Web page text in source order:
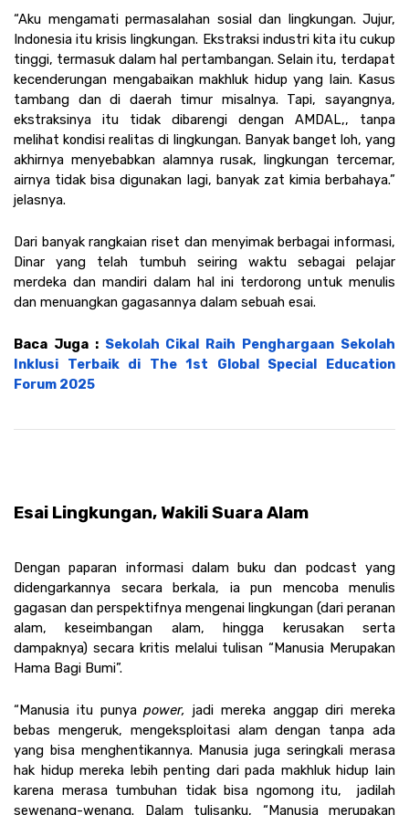
“Aku mengamati permasalahan sosial dan lingkungan. Jujur,
Indonesia itu krisis lingkungan. Ekstraksi industri kita itu cukup
tinggi, termasuk dalam hal pertambangan. Selain itu, terdapat
kecenderungan mengabaikan makhluk hidup yang lain. Kasus
tambang dan di daerah timur misalnya. Tapi, sayangnya,
ekstraksinya itu tidak dibarengi dengan AMDAL,, tanpa
melihat kondisi realitas di lingkungan. Banyak banget loh, yang
akhirnya menyebabkan alamnya rusak, lingkungan tercemar,
airnya tidak bisa digunakan lagi, banyak zat kimia berbahaya.”
jelasnya.
Dari banyak rangkaian riset dan menyimak berbagai informasi,
Dinar yang telah tumbuh seiring waktu sebagai pelajar
merdeka dan mandiri dalam hal ini terdorong untuk menulis
dan menuangkan gagasannya dalam sebuah esai.
Baca Juga : Sekolah Cikal Raih Penghargaan Sekolah
Inklusi Terbaik di The 1st Global Special Education
Forum 2025
Esai Lingkungan, Wakili Suara Alam
Dengan paparan informasi dalam buku dan podcast yang
didengarkannya secara berkala, ia pun mencoba menulis
gagasan dan perspektifnya mengenai lingkungan (dari peranan
alam, keseimbangan alam, hingga kerusakan serta
dampaknya) secara kritis melalui tulisan “Manusia Merupakan
Hama Bagi Bumi”.
“Manusia itu punya power, jadi mereka anggap diri mereka
bebas mengeruk, mengeksploitasi alam dengan tanpa ada
yang bisa menghentikannya. Manusia juga seringkali merasa
hak hidup mereka lebih penting dari pada makhluk hidup lain
karena merasa tumbuhan tidak bisa ngomong itu,  jadilah
sewenang-wenang. Dalam tulisanku, “Manusia merupakan